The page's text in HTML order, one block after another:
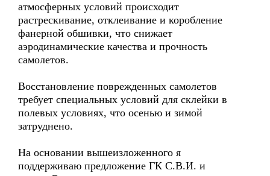
атмосферных условий происходит
растрескивание, отклеивание и коробление
фанерной обшивки, что снижает
аэродинамические качества и прочность
самолетов.
Восстановление поврежденных самолетов
требует специальных условий для склейки в
полевых условиях, что осенью и зимой
затруднено.
На основании вышеизложенного я
поддерживаю предложение ГК С.В.И. и